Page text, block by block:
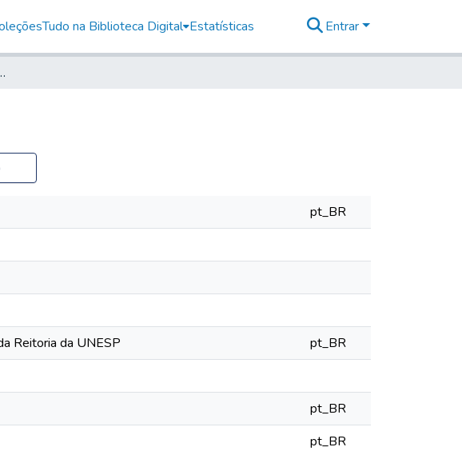
Tudo na Biblioteca Digital Estatísticas Entrar
XII, n. 105
pt_BR
Reitoria da UNESP
pt_BR
pt_BR
pt_BR